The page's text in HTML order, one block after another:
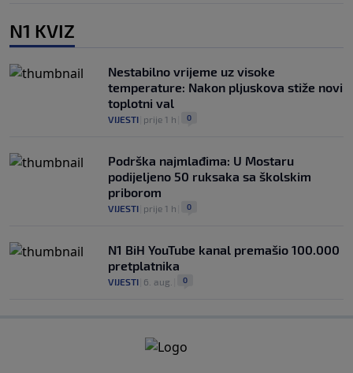
N1 KVIZ
Nestabilno vrijeme uz visoke
temperature: Nakon pljuskova stiže novi
toplotni val
VIJESTI prije 1 h 0
Podrška najmlađima: U Mostaru
podijeljeno 50 ruksaka sa školskim
priborom
VIJESTI prije 1 h 0
N1 BiH YouTube kanal premašio 100.000
pretplatnika
VIJESTI 6. aug. 0